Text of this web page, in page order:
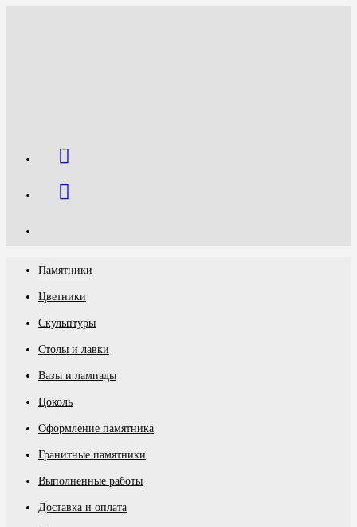
Памятники
Цветники
Скульптуры
Столы и лавки
Вазы и лампады
Цоколь
Оформление памятника
Гранитные памятники
Выполненные работы
Доставка и оплата